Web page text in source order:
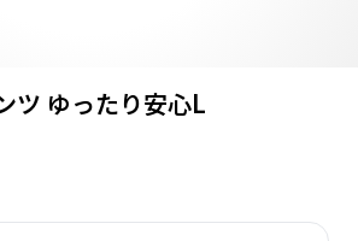
ツ ゆったり安心L